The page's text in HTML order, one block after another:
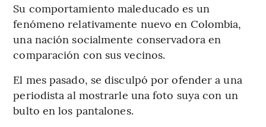
Su comportamiento maleducado es un
fenómeno relativamente nuevo en Colombia,
una nación socialmente conservadora en
comparación con sus vecinos.
El mes pasado, se disculpó por ofender a una
periodista al mostrarle una foto suya con un
bulto en los pantalones.